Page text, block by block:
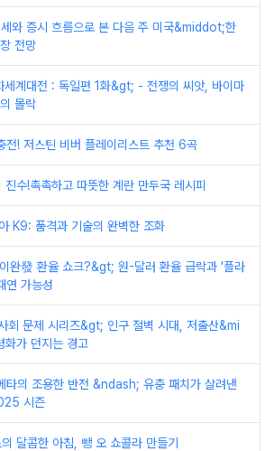
세와 증시 흐름으로 본 다음 주 미국&middot;한
전망
계대전 : 독일편 1화&gt; - 전쟁의 씨앗, 바이마
몰락
전! 저스틴 비버 플레이리스트 추천 6곡
진수!촉촉하고 따뜻한 계란 만두국 레시피
K9: 품격과 기술의 완벽한 조화
완發 환율 쇼크?&gt; 원-달러 환율 급락과 '플라
연 가능성
회 문제 시리즈&gt; 인구 절벽 시대, 저출산&mi
가 던지는 경고
타의 조용한 반전 &ndash; 유충 패치가 살려낸
시즌
달콤한 아침, 뺑 오 쇼콜라 만들기